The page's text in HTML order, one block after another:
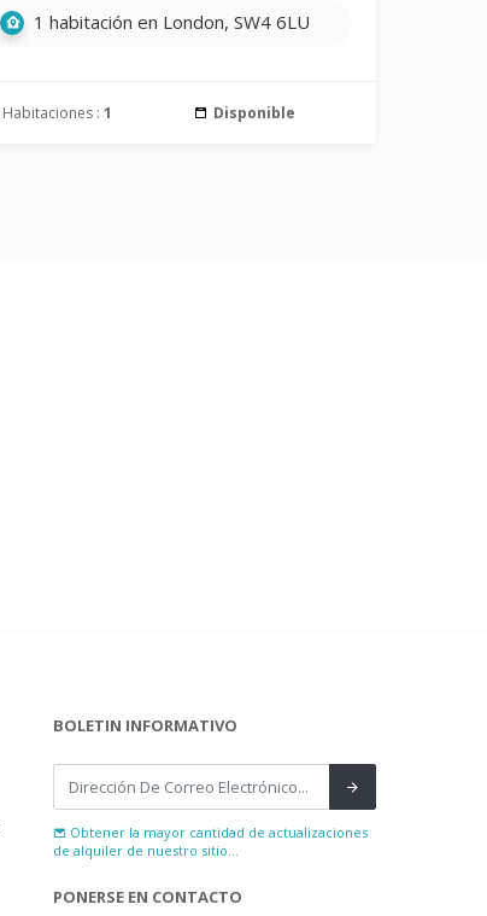
1 habitación en London, SW4 6LU
Habitaciones : 1 Disponible
BOLETIN INFORMATIVO
Obtener la mayor cantidad de actualizaciones
de alquiler de nuestro sitio...
PONERSE EN CONTACTO